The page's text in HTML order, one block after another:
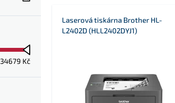
34679 Kč
Laserová tiskárna Brother HL-
L2402D (HLL2402DYJ1)